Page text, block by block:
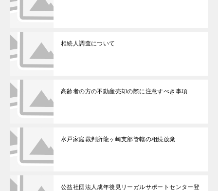
相続人調査について
高齢者の方の不動産売却の際に注意すべき事項
水戸家庭裁判所龍ヶ崎支部管轄の相続放棄
公益社団法人成年後見リーガルサポートセンター登